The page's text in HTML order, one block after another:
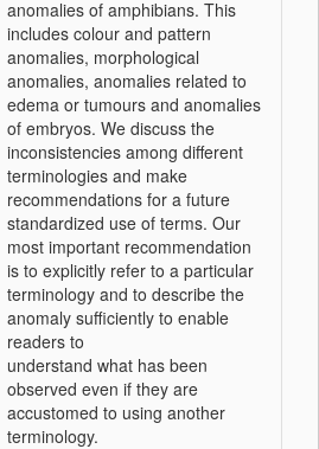
anomalies of amphibians. This
includes colour and pattern
anomalies, morphological
anomalies, anomalies related to
edema or tumours and anomalies
of embryos. We discuss the
inconsistencies among different
terminologies and make
recommendations for a future
standardized use of terms. Our
most important recommendation
is to explicitly refer to a particular
terminology and to describe the
anomaly sufficiently to enable
readers to
understand what has been
observed even if they are
accustomed to using another
terminology.